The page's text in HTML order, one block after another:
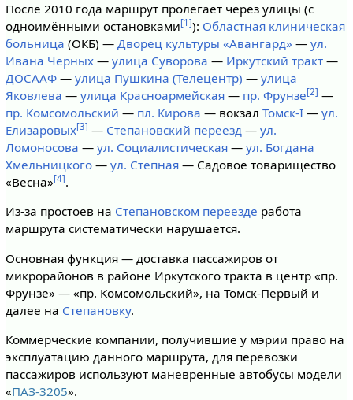
После 2010 года маршрут пролегает через улицы (с
одноимёнными остановками[1]): Областная клиническая
больница (ОКБ) — Дворец культуры «Авангард» — ул.
Ивана Черных— улица Суворова — Иркутский тракт—
ДОСААФ— улица Пушкина (Телецентр) — улица
Яковлева — улица Красноармейская— пр. Фрунзе[2] —
пр. Комсомольский — пл. Кирова — вокзал Томск-I— ул.
Елизаровых[3] — Степановский переезд— ул.
Ломоносова — ул. Социалистическая— ул. Богдана
Хмельницкого— ул. Степная— Садовое товарищество
«Весна»[4].
Из-за простоев на Степановском переезде работа
маршрута систематически нарушается.
Основная функция — доставка пассажиров от
микрорайонов в районе Иркутского тракта в центр «пр.
Фрунзе» — «пр. Комсомольский», на Томск-Первый и
далее на Степановку.
Коммерческие компании, получившие у мэрии право на
эксплуатацию данного маршрута, для перевозки
пассажиров используют маневренные автобусы модели
«ПАЗ-3205».